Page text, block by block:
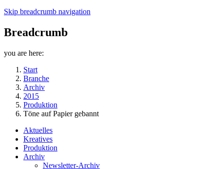
Skip breadcrumb navigation
Breadcrumb
you are here:
Start
Branche
Archiv
2015
Produktion
Töne auf Papier gebannt
Aktuelles
Kreatives
Produktion
Archiv
Newsletter-Archiv